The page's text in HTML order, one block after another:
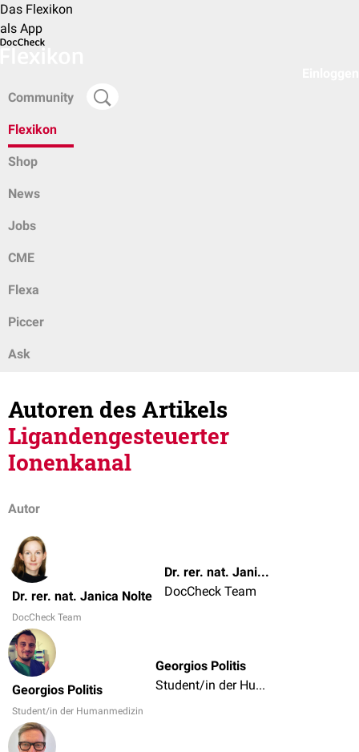
Das Flexikon
als App
Community
Flexikon
Shop
News
Jobs
CME
Flexa
Piccer
Ask
Autoren des Artikels
Ligandengesteuerter
Ionenkanal
Autor
Dr. rer. nat. Janica Nolte
DocCheck Team
Dr. rer. nat. Janica Nolte
DocCheck Team
Georgios Politis
Student/in der Humanmedizin
Georgios Politis
Student/in der Humanmedizin